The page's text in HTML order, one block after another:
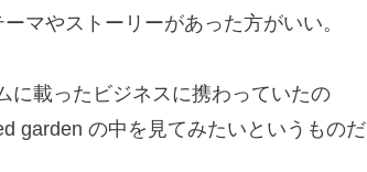
マやストーリーがあった方がいい。
に載ったビジネスに携わっていたの
garden の中を見てみたいというものだ